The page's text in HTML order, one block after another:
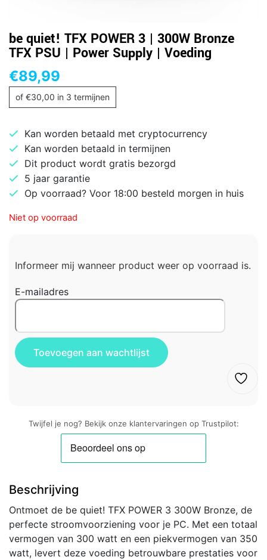
be quiet! TFX POWER 3 | 300W Bronze
TFX PSU | Power Supply | Voeding
€89,99
of €30,00 in 3 termijnen
Kan worden betaald met cryptocurrency
Kan worden betaald in termijnen
Dit product wordt gratis bezorgd
5 jaar garantie
Op voorraad? Voor 18:00 besteld morgen in huis
Niet op voorraad
Informeer mij wanneer product weer op voorraad is.
E-mailadres
Twijfel je nog? Bekijk onze klantervaringen op Trustpilot:
Beschrijving
Ontmoet de be quiet! TFX POWER 3 300W Bronze, de
perfecte stroomvoorziening voor je PC. Met een totaal
vermogen van 300 watt en een piekvermogen van 350
watt, levert deze voeding betrouwbare prestaties voor